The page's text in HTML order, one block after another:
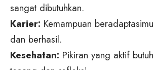
sangat dibutuhkan.
Karier: Kemampuan
dan berhasil.
Kesehatan: Pikiran yang aktif